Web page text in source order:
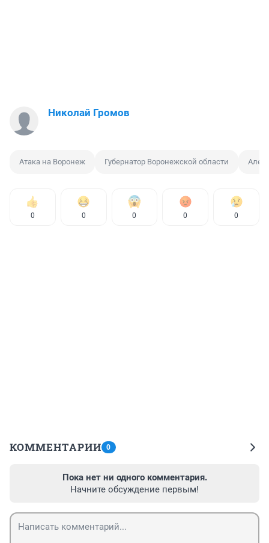
Николай Громов
Атака на Воронеж Губернатор Воронежской области
0 0 0 0 0
КОММЕНТАРИИ 0
Пока нет ни одного комментария.
Начните обсуждение первым!